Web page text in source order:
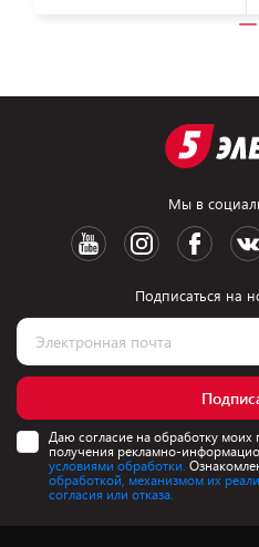
Мы в
Подписаться на
Даю согласие на обработку
получения рекламно-
условиями обработки.
обработкой, механизмом их
согласия или отказа.